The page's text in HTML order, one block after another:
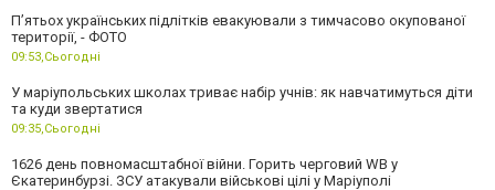
П’ятьох українських підлітків евакуювали з тимчасово окупованої
території, - ФОТО
09:53, Сьогодні
У маріупольських школах триває набір учнів: як навчатимуться діти
та куди звертатися
09:35, Сьогодні
1626 день повномасштабної війни. Горить черговий WB у
Єкатеринбурзі. ЗСУ атакували військові цілі у Маріуполі